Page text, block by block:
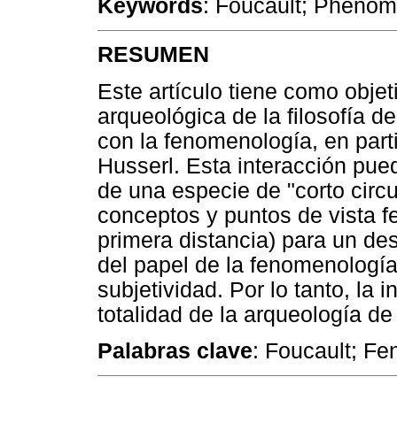
Keywords: Foucault;
RESUMEN
Este artículo tiene como
arqueológica de la filosofía
con la fenomenología, en
Husserl. Esta interacción
de una especie de "corto
conceptos y puntos de vista
primera distancia) para un
del papel de la
subjetividad. Por lo tanto, la
totalidad de la arqueología
Palabras clave: Foucault;